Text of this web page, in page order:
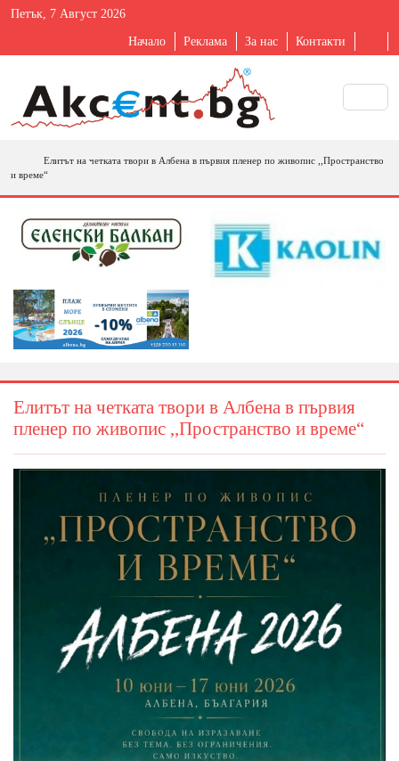
Петък, 7 Август 2026
Начало Реклама За нас Контакти
Елитът на четката твори в Албена в първия пленер по живопис ,,Пространство
и време“
Елитът на четката твори в Албена в първия
пленер по живопис ,,Пространство и време“